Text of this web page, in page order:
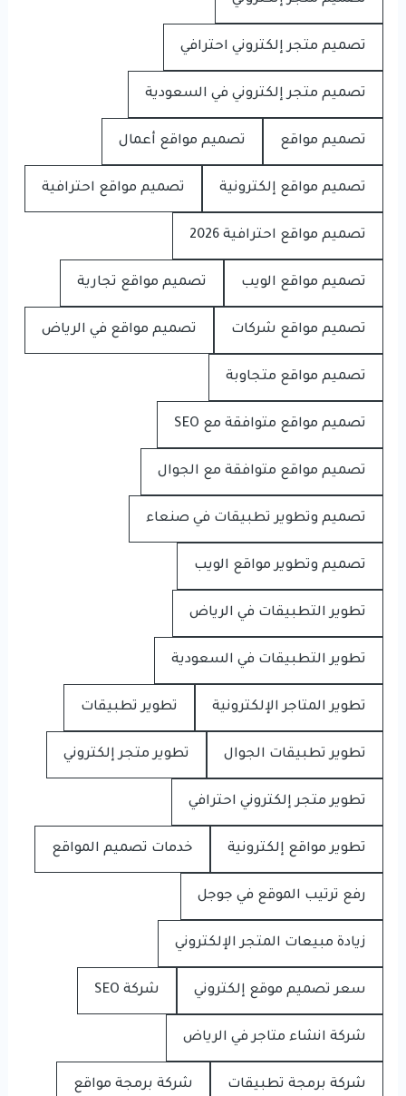
تصميم متجر إلكتروني احترافي
تصميم متجر إلكتروني في السعودية
تصميم مواقع تصميم مواقع أعمال
تصميم مواقع إلكترونية تصميم مواقع احترافية
تصميم مواقع احترافية 2026
تصميم مواقع الويب تصميم مواقع تجارية
تصميم مواقع شركات تصميم مواقع في الرياض
تصميم مواقع متجاوبة
تصميم مواقع متوافقة مع SEO
تصميم مواقع متوافقة مع الجوال
تصميم وتطوير تطبيقات في صنعاء
تصميم وتطوير مواقع الويب
تطوير التطبيقات في الرياض
تطوير التطبيقات في السعودية
تطوير المتاجر الإلكترونية تطوير تطبيقات
تطوير تطبيقات الجوال تطوير متجر إلكتروني
تطوير متجر إلكتروني احترافي
تطوير مواقع إلكترونية خدمات تصميم المواقع
رفع ترتيب الموقع في جوجل
زيادة مبيعات المتجر الإلكتروني
سعر تصميم موقع إلكتروني شركة SEO
شركة انشاء متاجر في الرياض
شركة برمجة تطبيقات شركة برمجة مواقع